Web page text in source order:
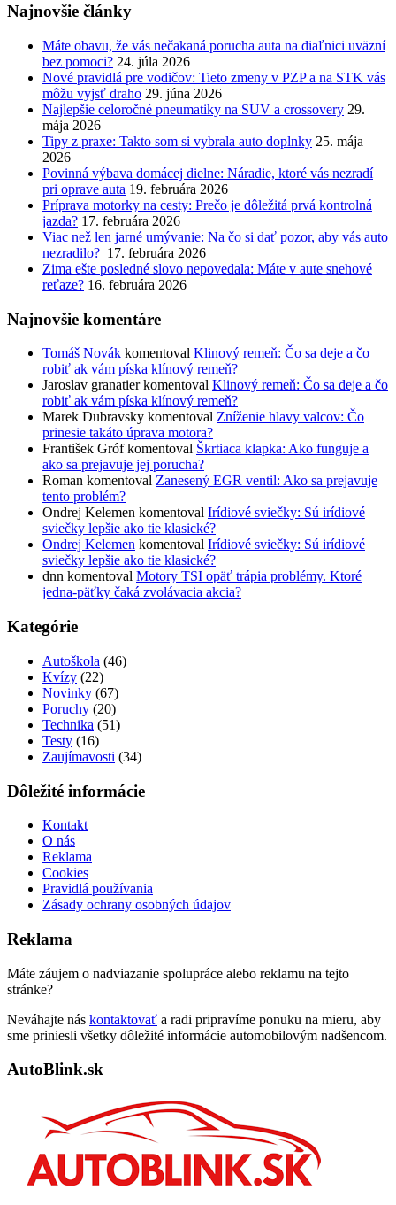
Najnovšie články
Máte obavu, že vás nečakaná porucha auta na diaľnici uväzní
bez pomoci? 24. júla 2026
Nové pravidlá pre vodičov: Tieto zmeny v PZP a na STK vás
môžu vyjsť draho 29. júna 2026
Najlepšie celoročné pneumatiky na SUV a crossovery 29.
mája 2026
Tipy z praxe: Takto som si vybrala auto doplnky 25. mája
2026
Povinná výbava domácej dielne: Náradie, ktoré vás nezradí
pri oprave auta 19. februára 2026
Príprava motorky na cesty: Prečo je dôležitá prvá kontrolná
jazda? 17. februára 2026
Viac než len jarné umývanie: Na čo si dať pozor, aby vás auto
nezradilo? 17. februára 2026
Zima ešte posledné slovo nepovedala: Máte v aute snehové
reťaze? 16. februára 2026
Najnovšie komentáre
Tomáš Novák komentoval Klinový remeň: Čo sa deje a čo
robiť ak vám píska klínový remeň?
Jaroslav granatierkomentoval Klinový remeň: Čo sa deje a čo
robiť ak vám píska klínový remeň?
Marek Dubravsky komentoval Zníženie hlavy valcov: Čo
prinesie takáto úprava motora?
František Grófkomentoval Škrtiaca klapka: Ako funguje a
ako sa prejavuje jej porucha?
Roman komentoval Zanesený EGR ventil: Ako sa prejavuje
tento problém?
Ondrej Kelemen komentoval Irídiové sviečky: Sú irídiové
sviečky lepšie ako tie klasické?
Ondrej Kelemen komentoval Irídiové sviečky: Sú irídiové
sviečky lepšie ako tie klasické?
dnn komentoval Motory TSI opäť trápia problémy. Ktoré
jedna-päťky čaká zvolávacia akcia?
Kategórie
Autoškola (46)
Kvízy (22)
Novinky (67)
Poruchy (20)
Technika (51)
Testy (16)
Zaujímavosti (34)
Dôležité informácie
Kontakt
O nás
Reklama
Cookies
Pravidlá používania
Zásady ochrany osobných údajov
Reklama
Máte záujem o nadviazanie spolupráce alebo reklamu na tejto
stránke?
Neváhajte nás kontaktovať a radi pripravíme ponuku na mieru, aby
sme priniesli všetky dôležité informácie automobilovým nadšencom.
AutoBlink.sk